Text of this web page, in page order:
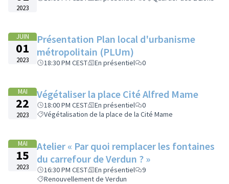
2023
JUIN
01
2023
Présentation Plan local d'urbanisme
métropolitain (PLUm)
18:30 PM CEST En présentiel 0
MAI
22
2023
Végétaliser la place Cité Alfred Mame
18:00 PM CEST En présentiel
0
Végétalisation de la place de la Cité Mame
MAI
15
2023
Atelier « Par quoi remplacer les fontaines
du carrefour de Verdun ? »
16:30 PM CEST En présentiel
9
Renouvellement de Verdun